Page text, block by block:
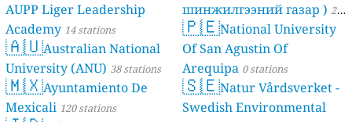
AUPP Liger Leadership
Academy 14 stations
🇦🇺Australian National
University (ANU) 38 stations
🇲🇽Ayuntamiento De
Mexicali 120 stations
шинжилгээний газар ) 21
stations
🇵🇪National University
Of San Agustin Of
Arequipa 0 stations
🇸🇪Natur Vårdsverket -
Swedish Environmental